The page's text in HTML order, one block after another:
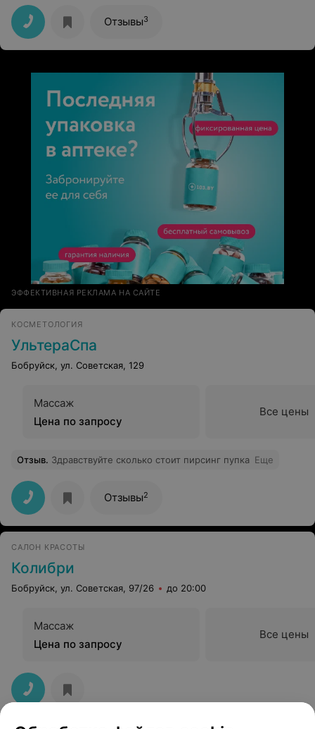
мне очень понравилась.На лице у мастера всё время
сияла улыбка,которая добавляла солнечных лучей в
интерьер салона,хорошего настроения в
душу.Огромное спасибо!Этот салон всегда посещаю с
удовольствием.
Отзывы3
ЭФФЕКТИВНАЯ РЕКЛАМА НА САЙТЕ
КОСМЕТОЛОГИЯ
УльтераСпа
Бобруйск, ул. Советская, 129
Массаж
Цена по запросу
Все цены
Отзыв. Здравствуйте сколько стоит пирсинг пупка Еще
Отзывы2
САЛОН КРАСОТЫ
Колибри
Бобруйск, ул. Советская, 97/26 до 20:00
Массаж
Цена по запросу
Все цены